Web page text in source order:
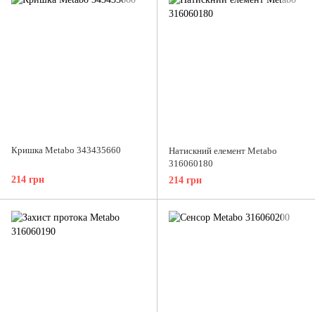
Кришка Metabo 343435660
214 грн
Натискний елемент Metabo
316060180
214 грн